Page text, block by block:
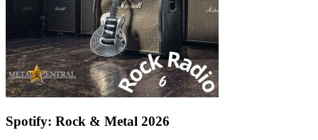
Spotify: Rock & Metal 2026